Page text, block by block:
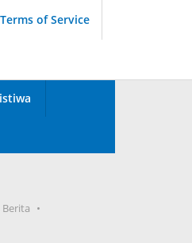
Terms of Service